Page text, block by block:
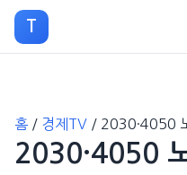
T
홈 / 경제TV / 2030·4050
2030·4050